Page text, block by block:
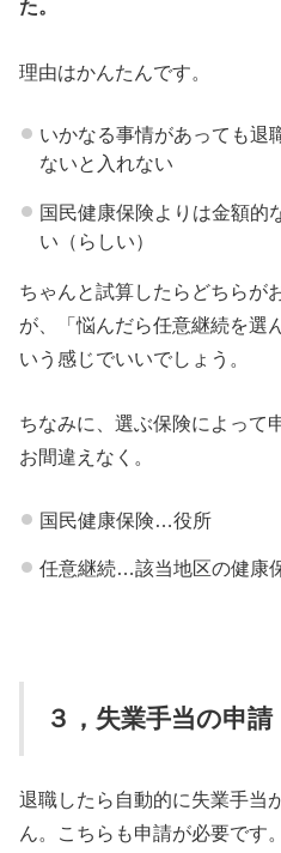
た。
理由はかんたんです。
いかなる事情があっても退
ないと入れない
国民健康保険よりは金額的
い（らしい）
ちゃんと試算したらどちらが
が、「悩んだら任意継続を選
いう感じでいいでしょう。
ちなみに、選ぶ保険によって
お間違えなく。
国民健康保険…役所
任意継続…該当地区の健康
３，失業手当の申請
退職したら自動的に失業手当
ん。こちらも申請が必要です。